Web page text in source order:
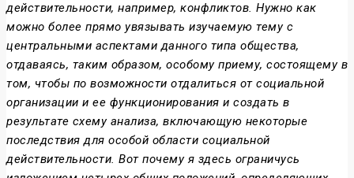
действительности, например, конфликтов. Нужно как
можно более прямо увязывать изучаемую тему с
центральными аспектами данного типа общества,
отдаваясь, таким образом, особому приему, состоящему в
том, чтобы по возможности отдалиться от социальной
организации и ее функционирования и создать в
результате схему анализа, включающую некоторые
последствия для особой области социальной
действительности. Вот почему я здесь ограничусь